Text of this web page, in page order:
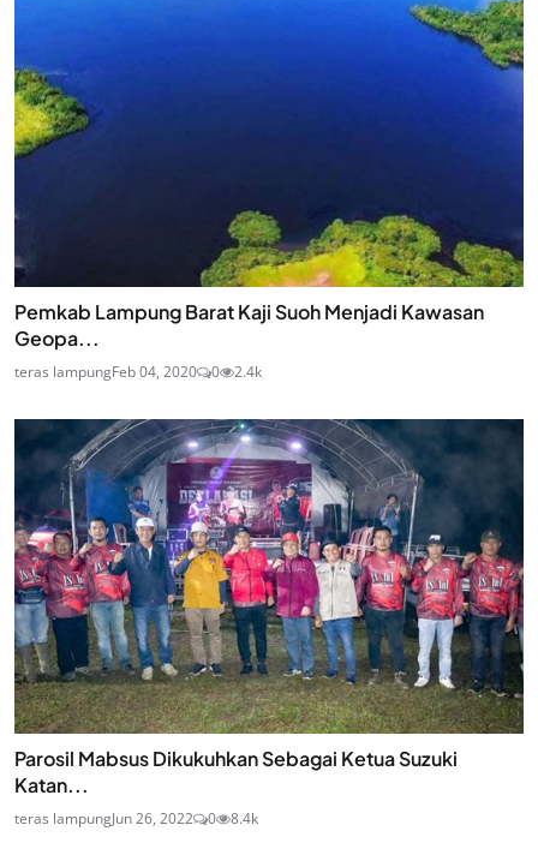
Pemkab Lampung Barat Kaji Suoh Menjadi Kawasan
Geopa...
teras lampungFeb 04, 2020 0 2.4k
Parosil Mabsus Dikukuhkan Sebagai Ketua Suzuki
Katan...
teras lampungJun 26, 2022 0 8.4k